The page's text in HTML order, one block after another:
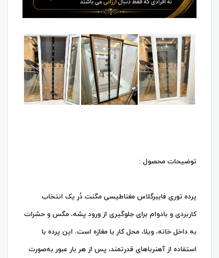
توضیحات محصول :
پرده توری فایبرگلاس مغناطیسی مگنت دُر یک انتخاب
کاربردی و بادوام برای جلوگیری از ورود پشه، مگس و حشرات
به داخل خانه، ویلا، محل کار یا مغازه است. این پرده با
استفاده از آهنرباهای قدرتمند، پس از هر بار عبور به‌صورت